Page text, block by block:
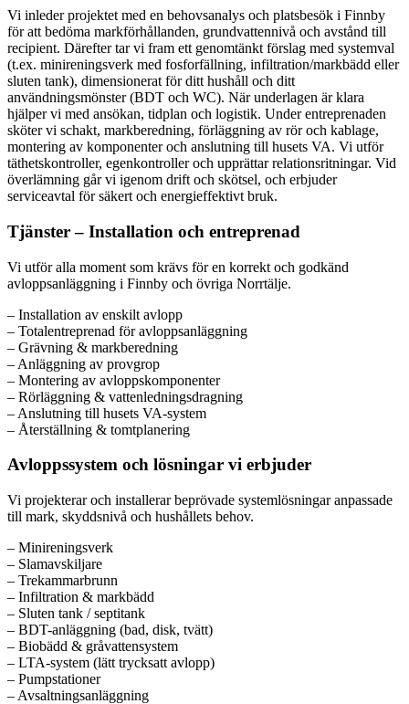
Vi inleder projektet med en behovsanalys och platsbesök i Finnby
för att bedöma markförhållanden, grundvattennivå och avstånd till
recipient. Därefter tar vi fram ett genomtänkt förslag med systemval
(t.ex. minireningsverk med fosforfällning, infiltration/markbädd eller
sluten tank), dimensionerat för ditt hushåll och ditt
användningsmönster (BDT och WC). När underlagen är klara
hjälper vi med ansökan, tidplan och logistik. Under entreprenaden
sköter vi schakt, markberedning, förläggning av rör och kablage,
montering av komponenter och anslutning till husets VA. Vi utför
täthetskontroller, egenkontroller och upprättar relationsritningar. Vid
överlämning går vi igenom drift och skötsel, och erbjuder
serviceavtal för säkert och energieffektivt bruk.
Tjänster – Installation och entreprenad
Vi utför alla moment som krävs för en korrekt och godkänd
avloppsanläggning i Finnby och övriga Norrtälje.
– Installation av enskilt avlopp
– Totalentreprenad för avloppsanläggning
– Grävning & markberedning
– Anläggning av provgrop
– Montering av avloppskomponenter
– Rörläggning & vattenledningsdragning
– Anslutning till husets VA-system
– Återställning & tomtplanering
Avloppssystem och lösningar vi erbjuder
Vi projekterar och installerar beprövade systemlösningar anpassade
till mark, skyddsnivå och hushållets behov.
– Minireningsverk
– Slamavskiljare
– Trekammarbrunn
– Infiltration & markbädd
– Sluten tank / septitank
– BDT-anläggning (bad, disk, tvätt)
– Biobädd & gråvattensystem
– LTA-system (lätt trycksatt avlopp)
– Pumpstationer
– Avsaltningsanläggning